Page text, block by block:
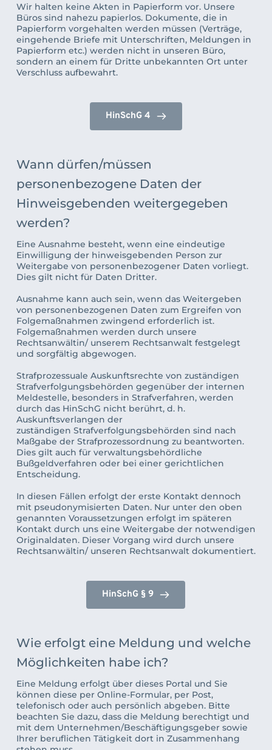
Wir halten keine Akten in Papierform vor. Unsere
Büros sind nahezu papierlos. Dokumente, die in
Papierform vorgehalten werden müssen (Verträge,
eingehende Briefe mit Unterschriften, Meldungen in
Papierform etc.) werden nicht in unseren Büro,
sondern an einem für Dritte unbekannten Ort unter
Verschluss aufbewahrt.
HinSchG 4
Wann dürfen/müssen
personenbezogene Daten der
Hinweisgebenden weitergegeben
werden?
Eine Ausnahme besteht, wenn eine eindeutige
Einwilligung der hinweisgebenden Person zur
Weitergabe von personenbezogener Daten vorliegt.
Dies gilt nicht für Daten Dritter.
Ausnahme kann auch sein, wenn das Weitergeben
von personenbezogenen Daten zum Ergreifen von
Folgemaßnahmen zwingend erforderlich ist.
Folgemaßnahmen werden durch unsere
Rechtsanwältin/ unserem Rechtsanwalt festgelegt
und sorgfältig abgewogen.
Strafprozessuale Auskunftsrechte von zuständigen
Strafverfolgungsbehörden gegenüber der internen
Meldestelle, besonders in Strafverfahren, werden
durch das HinSchG nicht berührt, d. h.
Auskunftsverlangen der
zuständigen Strafverfolgungsbehörden sind nach
Maßgabe der Strafprozessordnung zu beantworten.
Dies gilt auch für verwaltungsbehördliche
Bußgeldverfahren oder bei einer gerichtlichen
Entscheidung.
In diesen Fällen erfolgt der erste Kontakt dennoch
mit pseudonymisierten Daten. Nur unter den oben
genannten Voraussetzungen erfolgt im späteren
Kontakt durch uns eine Weitergabe der notwendigen
Originaldaten. Dieser Vorgang wird durch unsere
Rechtsanwältin/ unseren Rechtsanwalt dokumentiert.
HinSchG § 9
Wie erfolgt eine Meldung und welche
Möglichkeiten habe ich?
Eine Meldung erfolgt über dieses Portal und Sie
können diese per Online-Formular, per Post,
telefonisch oder auch persönlich abgeben. Bitte
beachten Sie dazu, dass die Meldung berechtigt und
mit dem Unternehmen/Beschäftigungsgeber sowie
Ihrer beruflichen Tätigkeit dort in Zusammenhang